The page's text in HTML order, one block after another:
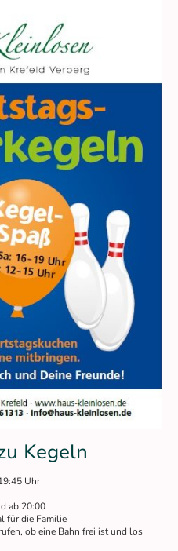
Kegeln
Uhr
ab 20:00
für die Familie
ob eine Bahn frei ist und los